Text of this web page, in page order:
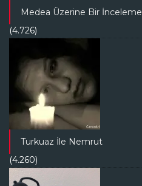
Medea Üzerine Bir İnceleme
(4.726)
Turkuaz İle Nemrut
(4.260)